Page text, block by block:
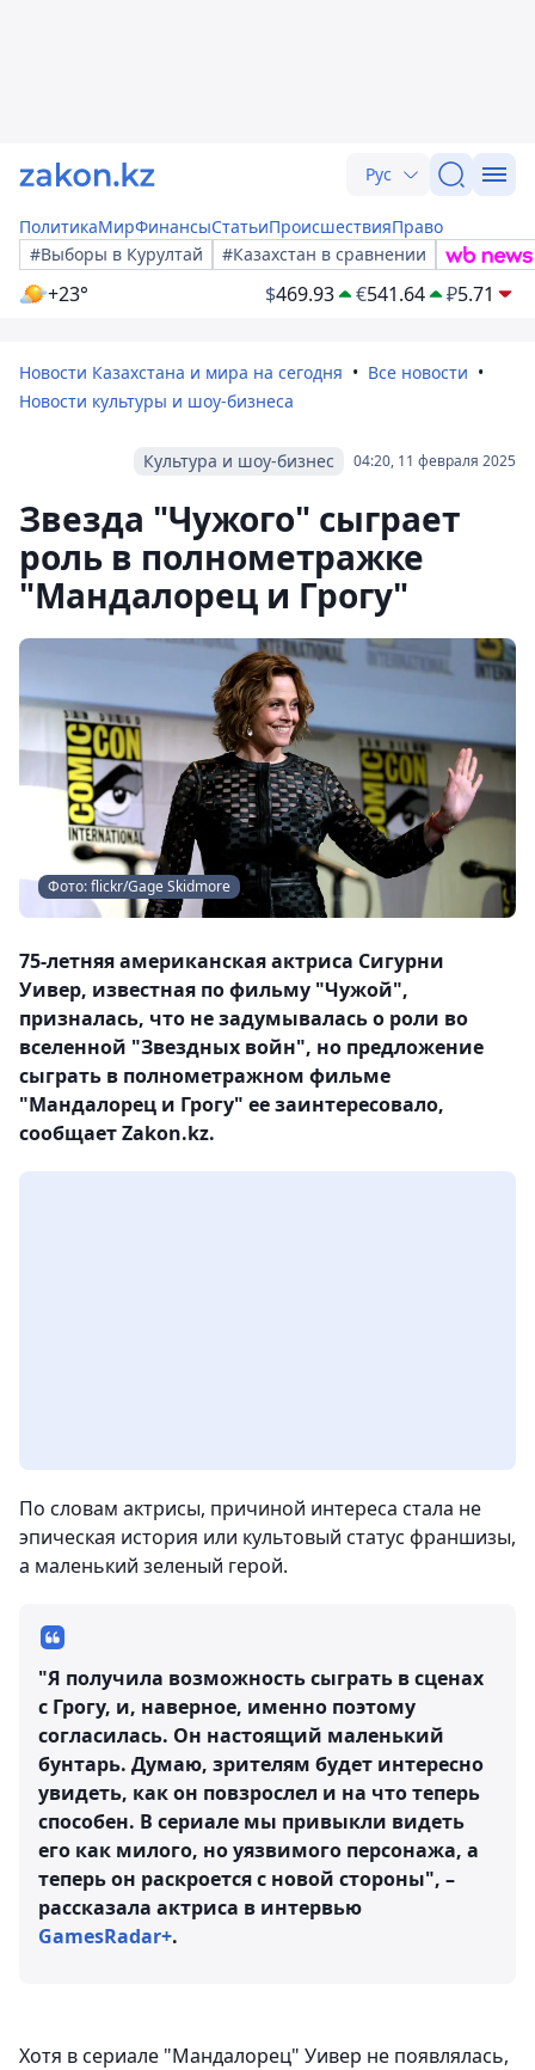
Рус
ПолитикаМирФинансыСтатьиПроисшествияПраво
#Выборы в Курултай
#Казахстан в сравнении
+23° $469.93 €541.64 ₽5.71
Новости Казахстана и мира на сегодня
Все новости
Новости культуры и шоу-бизнеса
04:20, 11 февраля 2025
Культура и шоу-бизнес
Звезда "Чужого" сыграет
роль в полнометражке
"Мандалорец и Грогу"
Фото: flickr/Gage Skidmore
75-летняя американская актриса Сигурни
Уивер, известная по фильму "Чужой",
призналась, что не задумывалась о роли во
вселенной "Звездных войн", но предложение
сыграть в полнометражном фильме
"Мандалорец и Грогу" ее заинтересовало,
сообщает Zakon.kz.
По словам актрисы, причиной интереса стала не
эпическая история или культовый статус франшизы,
а маленький зеленый герой.
"Я получила возможность сыграть в сценах
с Грогу, и, наверное, именно поэтому
согласилась. Он настоящий маленький
бунтарь. Думаю, зрителям будет интересно
увидеть, как он повзрослел и на что теперь
способен. В сериале мы привыкли видеть
его как милого, но уязвимого персонажа, а
теперь он раскроется с новой стороны", –
рассказала актриса в интервью
GamesRadar+.
Хотя в сериале "Мандалорец" Уивер не появлялась,